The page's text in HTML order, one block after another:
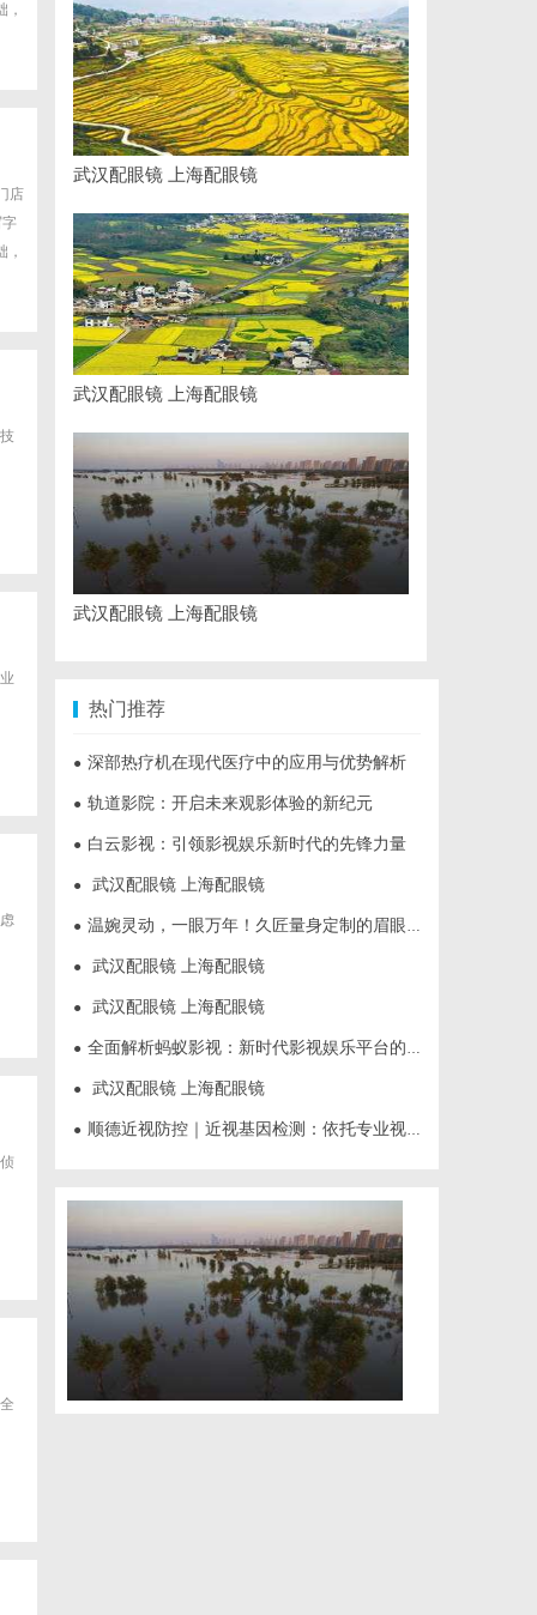
，
店
，
武汉配眼镜 上海配眼镜
武汉配眼镜 上海配眼镜
武汉配眼镜 上海配眼镜
热门推荐
● 深部热疗机在现代医疗中的应用与优势解析
● 轨道影院：开启未来观影体验的新纪元
● 白云影视：引领影视娱乐新时代的先锋力量
● 武汉配眼镜 上海配眼镜
● 温婉灵动，一眼万年！久匠量身定制的眉眼唇，才是你整张脸的点睛之笔！淡颜系女生的气质加分项
● 武汉配眼镜 上海配眼镜
● 武汉配眼镜 上海配眼镜
● 全面解析蚂蚁影视：新时代影视娱乐平台的崛起与发展
● 武汉配眼镜 上海配眼镜
● 顺德近视防控｜近视基因检测：依托专业视光体系，打造青少年精准个体化控轴方案